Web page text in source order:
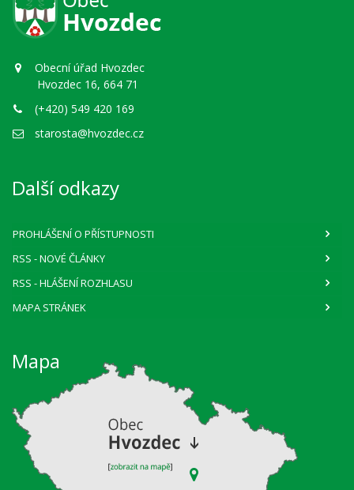
Obecní úřad Hvozdec
Hvozdec 16, 664 71
(+420) 549 420 169
starosta@hvozdec.cz
Další odkazy
PROHLÁŠENÍ O PŘÍSTUPNOSTI
RSS - NOVÉ ČLÁNKY
RSS - HLÁŠENÍ ROZHLASU
MAPA STRÁNEK
Mapa